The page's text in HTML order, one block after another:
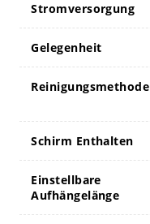
Stromversorgung
Gelegenheit
Reinigungsmethode
Schirm Enthalten
Einstellbare
Aufhängelänge